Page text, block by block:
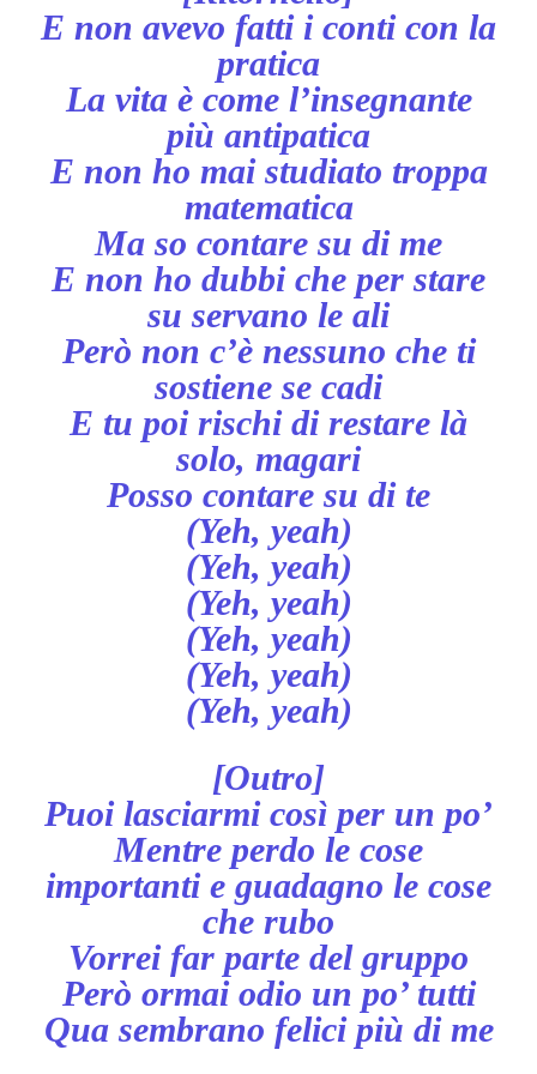
E non avevo fatti i conti con la
pratica
La vita è come l’insegnante
più antipatica
E non ho mai studiato troppa
matematica
Ma so contare su di me
E non ho dubbi che per stare
su servano le ali
Però non c’è nessuno che ti
sostiene se cadi
E tu poi rischi di restare là
solo, magari
Posso contare su di te
(Yeh, yeah)
(Yeh, yeah)
(Yeh, yeah)
(Yeh, yeah)
(Yeh, yeah)
(Yeh, yeah)
[Outro]
Puoi lasciarmi così per un po’
Mentre perdo le cose
importanti e guadagno le cose
che rubo
Vorrei far parte del gruppo
Però ormai odio un po’ tutti
Qua sembrano felici più di me